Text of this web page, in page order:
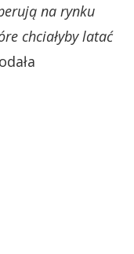
na rynku
chciałyby latać